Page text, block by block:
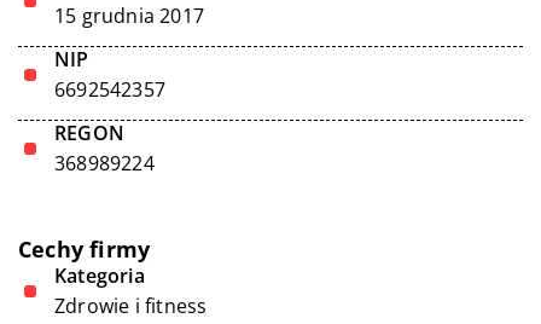
15 grudnia 2017
NIP
6692542357
REGON
368989224
Cechy firmy
Kategoria
Zdrowie i fitness